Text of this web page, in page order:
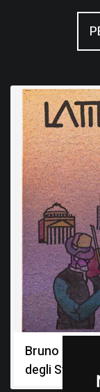
Bruno
degli Studi di